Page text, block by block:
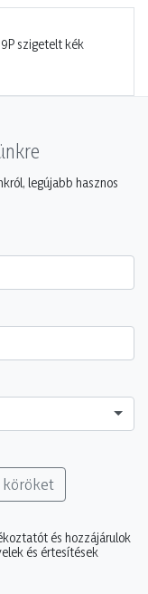
szigetelt kék
legújabb hasznos
köröket
és hozzájárulok
és értesítések